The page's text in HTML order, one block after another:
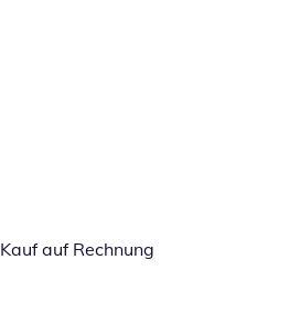
Kauf auf Rechnung